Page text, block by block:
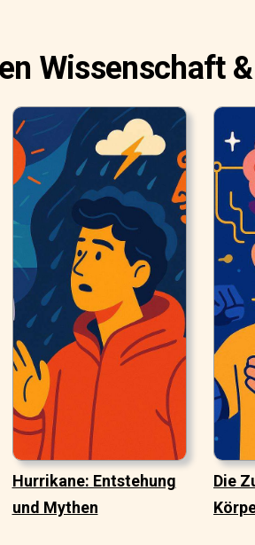
Wissenschaft
Hurrikane: Entstehung
und Mythen
Die